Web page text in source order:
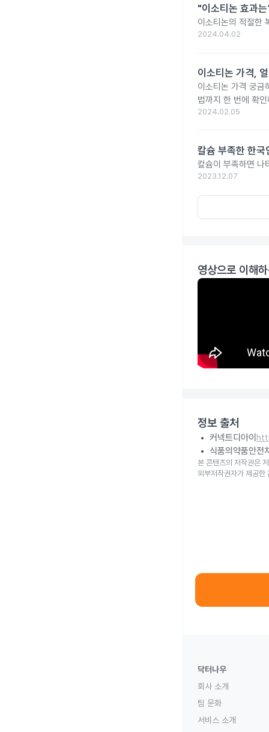
"이소티논 효과
이소티논의 적절한
2024.04.02
이소티논 가격,
이소티논 가격 궁금
법까지 한 번에 확
2024.02.05
칼슘 부족한 한
칼슘이 부족하면 나
2023.12.07
영상으로 이해
정보 출처
커넥트디아이
식품의약품안전
본 콘텐츠의 저작권은
외부저작권자가 제공한
닥터나우
회사 소개
팀 문화
서비스 소개